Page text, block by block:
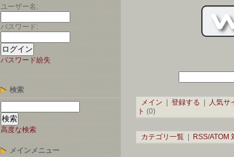
ユーザー名:
パスワード:
パスワード紛失
検索
高度な検索
メインメニュー
メイン 登録する 人気サ
ト (0)
カテゴリ一覧| RSS/ATOM